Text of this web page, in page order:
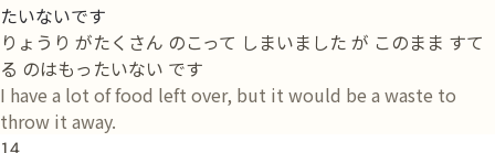
たいないです
りょうり がたくさん のこって しまいました が このまま すて
る のはもったいない です
I have a lot of food left over, but it would be a waste to
throw it away.